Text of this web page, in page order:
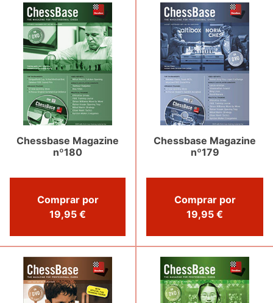
Chessbase Magazine
nº180
Comprar por
19,95 €
Chessbase Magazine
nº179
Comprar por
19,95 €